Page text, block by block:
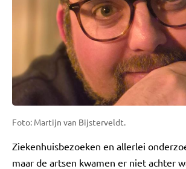
Foto: Martijn van Bijsterveldt.
Ziekenhuisbezoeken en allerlei
maar de artsen kwamen er niet achter